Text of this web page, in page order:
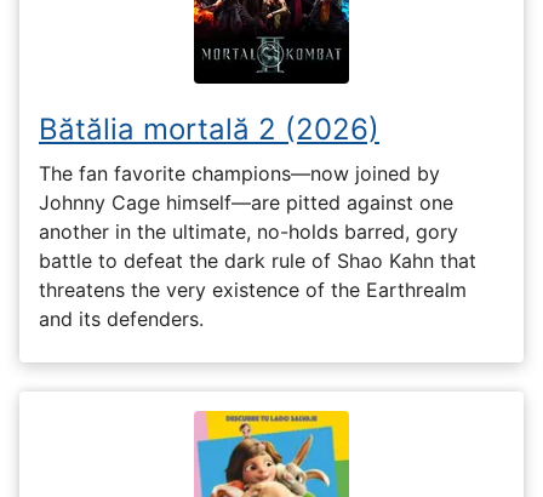
Bătălia mortală 2 (2026)
The fan favorite champions—now joined by
Johnny Cage himself—are pitted against one
another in the ultimate, no-holds barred, gory
battle to defeat the dark rule of Shao Kahn that
threatens the very existence of the Earthrealm
and its defenders.